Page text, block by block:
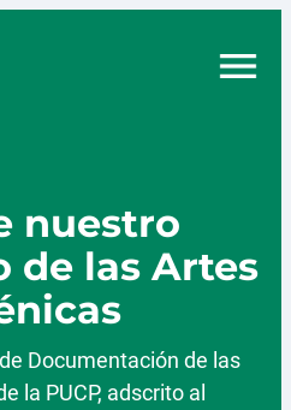
nuestro
de las Artes
Documentación de las
la PUCP, adscrito al